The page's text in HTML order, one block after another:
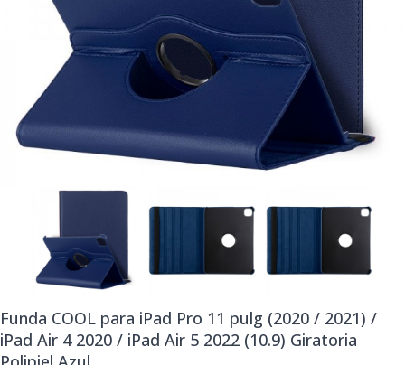
Funda COOL para iPad Pro 11 pulg (2020 / 2021) /
iPad Air 4 2020 / iPad Air 5 2022 (10.9) Giratoria